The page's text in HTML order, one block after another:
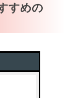
すめの